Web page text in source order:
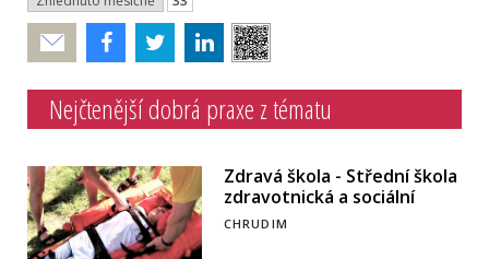
Poslat
Nejčtenější dobrá praxe z tématu
Zdravá škola - Střední škola
zdravotnická a sociální
CHRUDIM